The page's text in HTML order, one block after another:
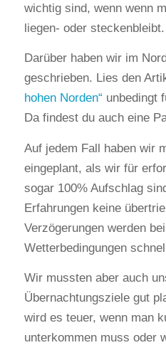
wichtig sind, wenn wenn
liegen- oder steckenbleibt.
Darüber haben wir im
geschrieben. Lies den
hohen Norden“ unbedingt
Da findest du auch eine
Auf jedem Fall haben wir
eingeplant, als wir für
sogar 100% Aufschlag
Erfahrungen keine
Verzögerungen werden
Wetterbedingungen
Wir mussten aber auch
Übernachtungsziele gut
wird es teuer, wenn man
unterkommen muss oder